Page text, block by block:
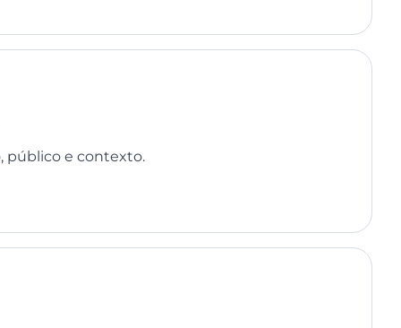
público e contexto.